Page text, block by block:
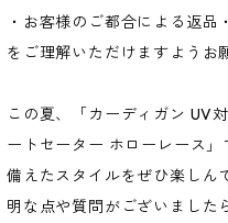
・お客様のご都合による返
をご理解いただけますようお
この夏、「カーディガン UV
ートセーター ホローレース
備えたスタイルをぜひ楽しん
明な点や質問がございました